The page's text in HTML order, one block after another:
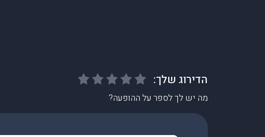
מה יש לך לספר על ההופעה?